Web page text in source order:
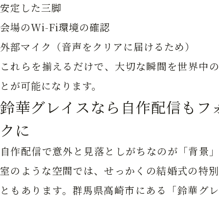
安定した三脚
会場のWi-Fi環境の確認
外部マイク（音声をクリアに届けるため）
これらを揃えるだけで、大切な瞬間を世界中
とが可能になります。
鈴華グレイスなら自作配信もフ
クに
自作配信で意外と見落としがちなのが「背景
室のような空間では、せっかくの結婚式の特
ともあります。群馬県高崎市にある「鈴華グ